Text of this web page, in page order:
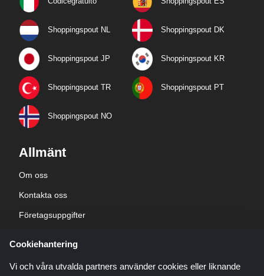
Shoppingspout NL Shoppingspout DK
Shoppingspout JP Shoppingspout KR
Shoppingspout TR Shoppingspout PT
Shoppingspout NO
Allmänt
Om oss
Kontakta oss
Företagsuppgifter
Cookiehantering
Vi och våra utvalda partners använder cookies eller liknande